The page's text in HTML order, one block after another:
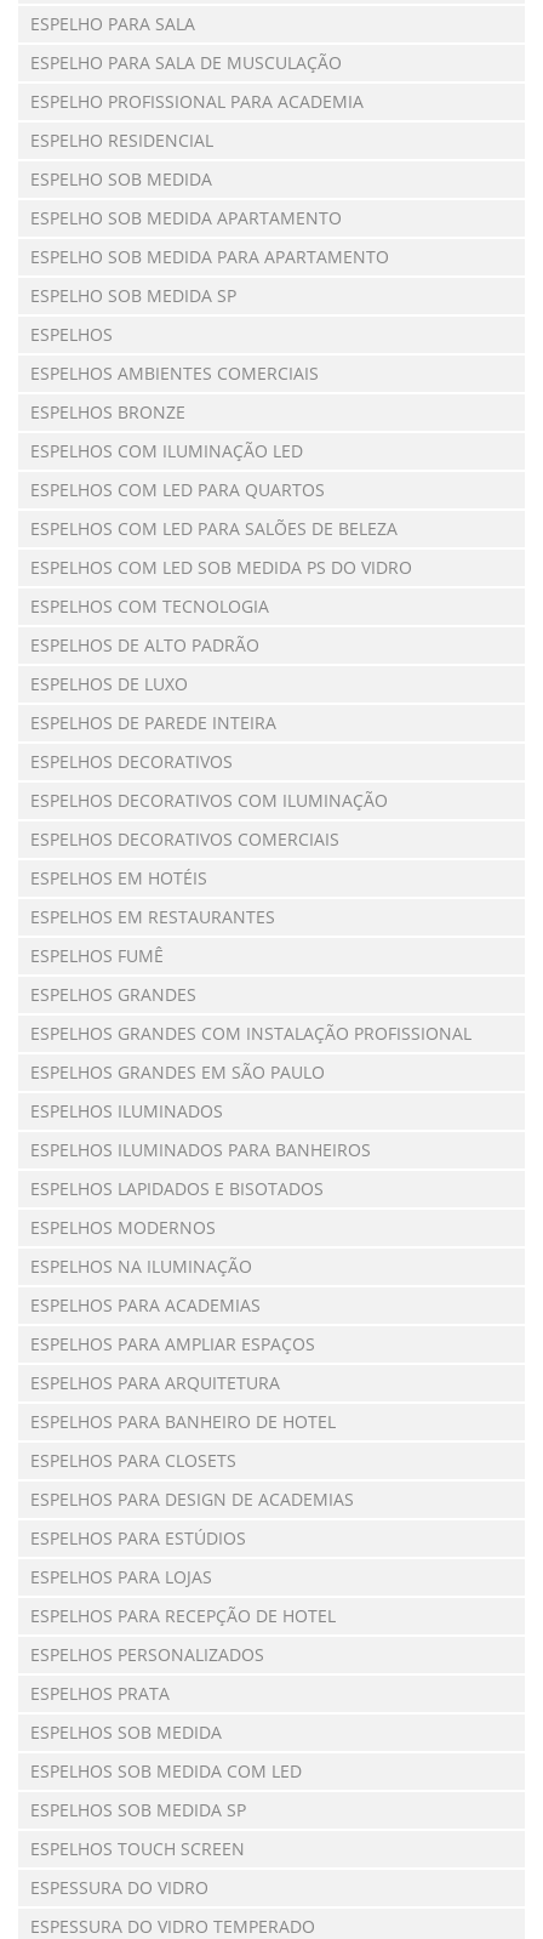
ESPELHO PARA SALA
ESPELHO PARA SALA DE MUSCULAÇÃO
ESPELHO PROFISSIONAL PARA ACADEMIA
ESPELHO RESIDENCIAL
ESPELHO SOB MEDIDA
ESPELHO SOB MEDIDA APARTAMENTO
ESPELHO SOB MEDIDA PARA APARTAMENTO
ESPELHO SOB MEDIDA SP
ESPELHOS
ESPELHOS AMBIENTES COMERCIAIS
ESPELHOS BRONZE
ESPELHOS COM ILUMINAÇÃO LED
ESPELHOS COM LED PARA QUARTOS
ESPELHOS COM LED PARA SALÕES DE BELEZA
ESPELHOS COM LED SOB MEDIDA PS DO VIDRO
ESPELHOS COM TECNOLOGIA
ESPELHOS DE ALTO PADRÃO
ESPELHOS DE LUXO
ESPELHOS DE PAREDE INTEIRA
ESPELHOS DECORATIVOS
ESPELHOS DECORATIVOS COM ILUMINAÇÃO
ESPELHOS DECORATIVOS COMERCIAIS
ESPELHOS EM HOTÉIS
ESPELHOS EM RESTAURANTES
ESPELHOS FUMÊ
ESPELHOS GRANDES
ESPELHOS GRANDES COM INSTALAÇÃO PROFISSIONAL
ESPELHOS GRANDES EM SÃO PAULO
ESPELHOS ILUMINADOS
ESPELHOS ILUMINADOS PARA BANHEIROS
ESPELHOS LAPIDADOS E BISOTADOS
ESPELHOS MODERNOS
ESPELHOS NA ILUMINAÇÃO
ESPELHOS PARA ACADEMIAS
ESPELHOS PARA AMPLIAR ESPAÇOS
ESPELHOS PARA ARQUITETURA
ESPELHOS PARA BANHEIRO DE HOTEL
ESPELHOS PARA CLOSETS
ESPELHOS PARA DESIGN DE ACADEMIAS
ESPELHOS PARA ESTÚDIOS
ESPELHOS PARA LOJAS
ESPELHOS PARA RECEPÇÃO DE HOTEL
ESPELHOS PERSONALIZADOS
ESPELHOS PRATA
ESPELHOS SOB MEDIDA
ESPELHOS SOB MEDIDA COM LED
ESPELHOS SOB MEDIDA SP
ESPELHOS TOUCH SCREEN
ESPESSURA DO VIDRO
ESPESSURA DO VIDRO TEMPERADO